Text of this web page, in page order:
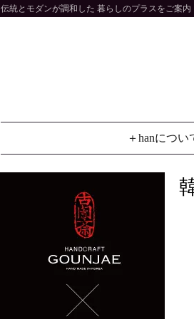
伝統とモダンが調和した 暮らしのプラスをご案
＋hanについ